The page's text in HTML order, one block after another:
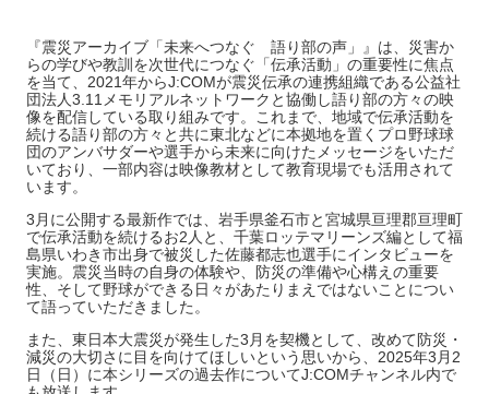
『震災アーカイブ「未来へつなぐ 語り部の声」』は、災害か
らの学びや教訓を次世代につなぐ「伝承活動」の重要性に焦点
を当て、2021年からJ:COMが震災伝承の連携組織である公益社
団法人3.11メモリアルネットワークと協働し語り部の方々の映
像を配信している取り組みです。これまで、地域で伝承活動を
続ける語り部の方々と共に東北などに本拠地を置くプロ野球球
団のアンバサダーや選手から未来に向けたメッセージをいただ
いており、一部内容は映像教材として教育現場でも活用されて
います。
3月に公開する最新作では、岩手県釜石市と宮城県亘理郡亘理町
で伝承活動を続けるお2人と、千葉ロッテマリーンズ編として福
島県いわき市出身で被災した佐藤都志也選手にインタビューを
実施。震災当時の自身の体験や、防災の準備や心構えの重要
性、そして野球ができる日々があたりまえではないことについ
て語っていただきました。
また、東日本大震災が発生した3月を契機として、改めて防災・
減災の大切さに目を向けてほしいという思いから、2025年3月2
日（日）に本シリーズの過去作についてJ:COMチャンネル内で